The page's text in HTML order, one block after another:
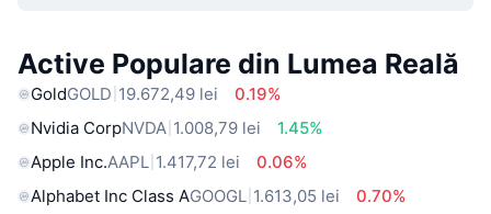
Active Populare din Lumea Reală
GoldGOLD 19.672,49 lei
0.19%
Nvidia CorpNVDA 1.008,79 lei
1.45%
Apple Inc.AAPL 1.417,72 lei
0.06%
Alphabet Inc Class AGOOGL 1.613,05 lei
0.70%